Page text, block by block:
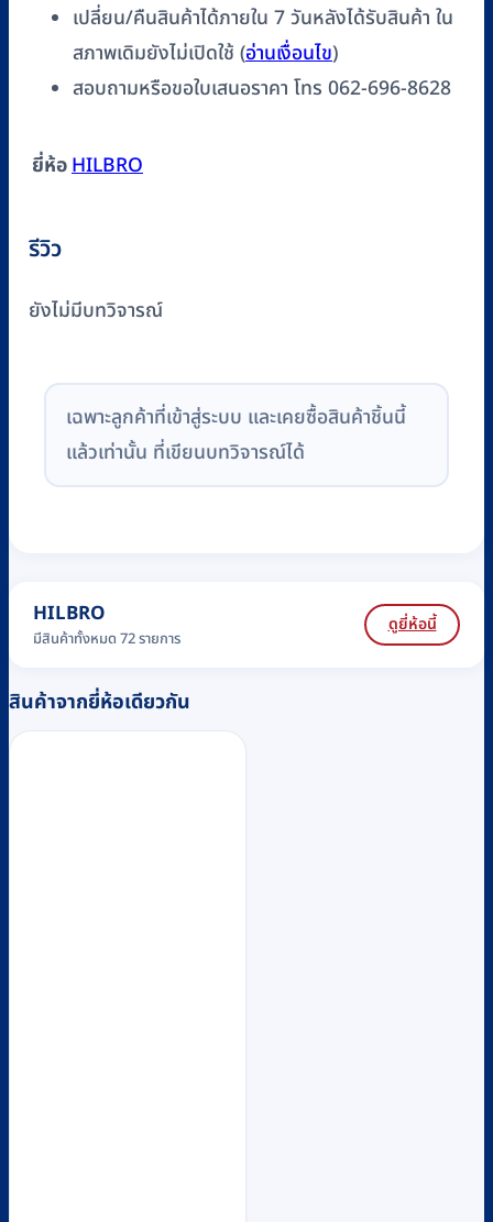
เปลี่ยน/คืนสินค้าได้ภายใน 7 วันหลังได้รับสินค้า ใน
สภาพเดิมยังไม่เปิดใช้ (อ่านเงื่อนไข)
สอบถามหรือขอใบเสนอราคา โทร 062-696-8628
ยี่ห้อHILBRO
รีวิว
ยังไม่มีบทวิจารณ์
เฉพาะลูกค้าที่เข้าสู่ระบบ และเคยซื้อสินค้าชิ้นนี้
แล้วเท่านั้น ที่เขียนบทวิจารณ์ได้
HILBRO
มีสินค้าทั้งหมด 72 รายการ
ดูยี่ห้อนี้
สินค้าจากยี่ห้อเดียวกัน